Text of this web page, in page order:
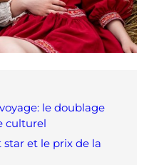
le doublage
culturel
et le prix de la